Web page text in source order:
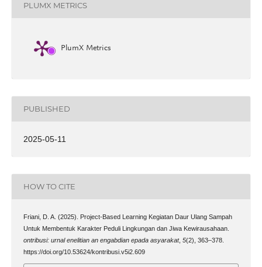
PLUMX METRICS
PlumX Metrics
PUBLISHED
2025-05-11
HOW TO CITE
Friani, D. A. (2025). Project-Based Learning Kegiatan Daur Ulang Sampah
Untuk Membentuk Karakter Peduli Lingkungan dan Jiwa Kewirausahaan.
ontribusi: urnal enelitian an engabdian epada asyarakat, 5(2), 363–378.
https://doi.org/10.53624/kontribusi.v5i2.609